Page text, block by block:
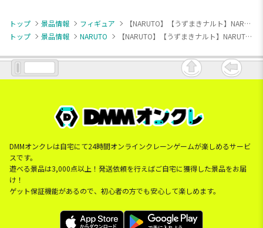
トップ 景品情報 フィギュア
【NARUTO】【うずまきナルト】NARUTO-ナルト- うずまきナルトフィギュア-一楽でのひととき-
トップ
景品情報 NARUTO 【NARUTO】【うずまきナルト】NARUTO-ナルト- うずまきナルトフィギュア-一楽でのひととき-
DMMオンクレは自宅にて24時間オンラインクレーンゲームが楽しめるサービ
スです。
遊べる景品は3,000点以上！発送依頼を行えばご自宅に獲得した景品をお届
け！
ゲット保証機能があるので、初心者の方でも安心して楽しめます。